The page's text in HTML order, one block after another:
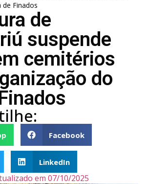
Finados
de
suspende
cemitérios
do
Facebook
LinkedIn
em 07/10/2025